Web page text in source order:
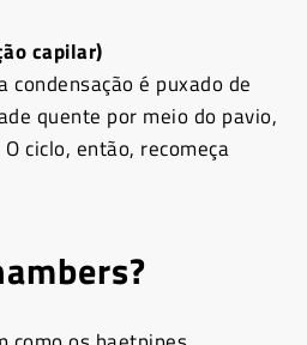
capilar)
é puxado de
quente por meio do pavio,
ciclo, então, recomeça